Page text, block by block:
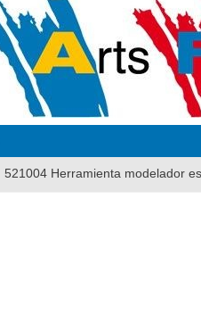
521004 Herramienta modelador